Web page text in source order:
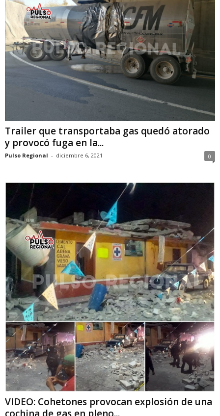
Trailer que transportaba gas quedó atorado
y provocó fuga en la...
Pulso Regional - diciembre 6, 2021 0
VIDEO: Cohetones provocan explosión de una